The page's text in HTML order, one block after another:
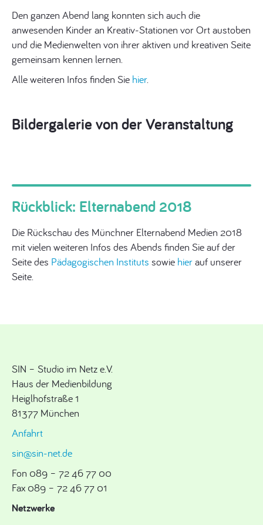
Den ganzen Abend lang konnten sich auch die
anwesenden Kinder an Kreativ-Stationen vor Ort austoben
und die Medienwelten von ihrer aktiven und kreativen Seite
gemeinsam kennen lernen.
Alle weiteren Infos finden Sie hier.
Bildergalerie von der Veranstaltung
Rückblick: Elternabend 2018
Die Rückschau des Münchner Elternabend Medien 2018
mit vielen weiteren Infos des Abends finden Sie auf der
Seite des Pädagogischen Instituts sowie hierauf unserer
Seite.
SIN – Studio im Netz e.V.
Haus der Medienbildung
Heiglhofstraße 1
81377 München
Anfahrt
sin@sin-net.de
Fon 089 – 72 46 77 00
Fax 089 – 72 46 77 01
Netzwerke